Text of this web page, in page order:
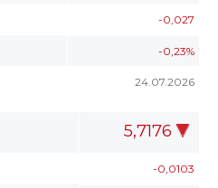
-0,027
-0,23%
24.07.2026
5,7176
-0,0103